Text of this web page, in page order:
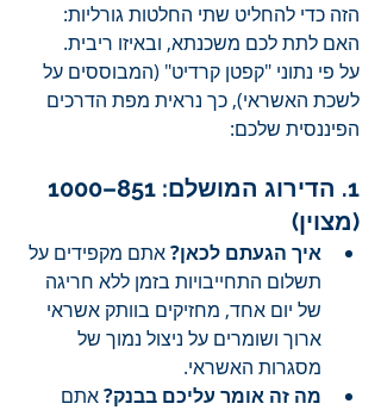
הזה כדי להחליט שתי החלטות גורליות:
האם לתת לכם משכנתא, ובאיזו ריבית.
על פי נתוני "קפטן קרדיט" (המבוססים על
לשכת האשראי), כך נראית מפת הדרכים
הפיננסית שלכם:
(מצוין)
איך הגעתם לכאן? אתם מקפידים על
תשלום התחייבויות בזמן ללא חריגה
של יום אחד, מחזיקים בוותק אשראי
ארוך ושומרים על ניצול נמוך של
מסגרות האשראי.
מה זה אומר עליכם בבנק? אתם